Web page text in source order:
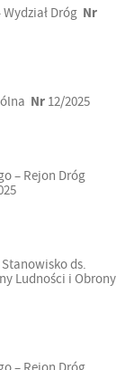
Dróg Nr
Nr 12/2025
– Rejon Dróg
ds.
Ludności i Obrony